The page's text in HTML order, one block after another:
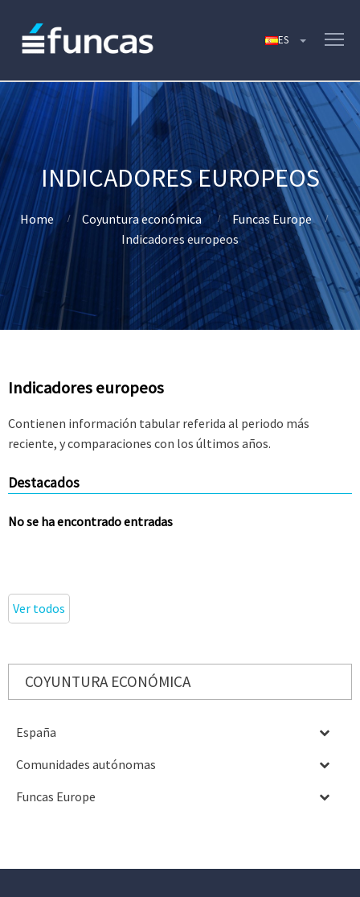
INDICADORES EUROPEOS
Home Coyuntura económica
Funcas Europe
Indicadores europeos
Indicadores europeos
Contienen información tabular referida al periodo más
reciente, y comparaciones con los últimos años.
Destacados
No se ha encontrado entradas
Ver todos
COYUNTURA ECONÓMICA
España
Comunidades autónomas
Funcas Europe